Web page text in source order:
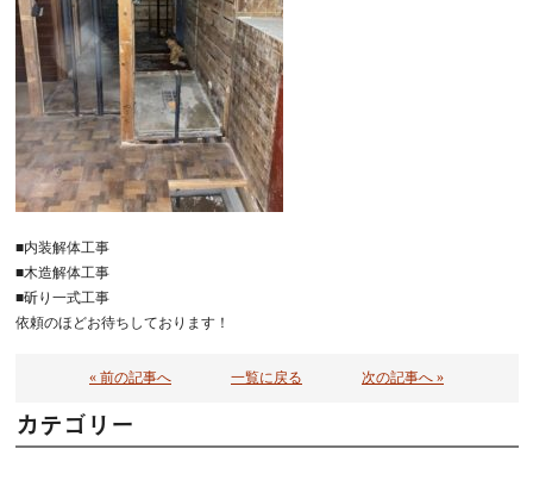
■内装解体工事
■木造解体工事
■斫り一式工事
依頼のほどお待ちしております！
« 前の記事へ 一覧に戻る 次の記事へ »
カテゴリー